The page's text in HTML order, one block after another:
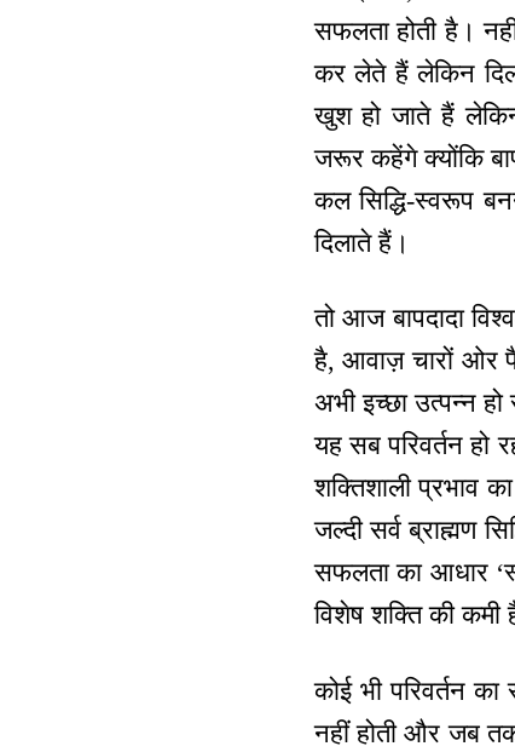
सफलता होती है।
कर लेते हैं लेकिन
खुश हो जाते हैं लेकिन
जरूर कहेंगे क्योंकि
कल सिद्धि-स्वरूप
दिलाते हैं।
तो आज बापदादा
है, आवाज़ चारों ओर
अभी इच्छा उत्पन्न
यह सब परिवर्तन हो
शक्तिशाली प्रभाव
जल्दी सर्व ब्राह्मण
सफलता का आधार
विशेष शक्ति की
कोई भी परिवर्तन
नहीं होती और जब